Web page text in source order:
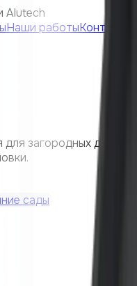
Alutech
Наши работыКонтакты
загородных домов
сады